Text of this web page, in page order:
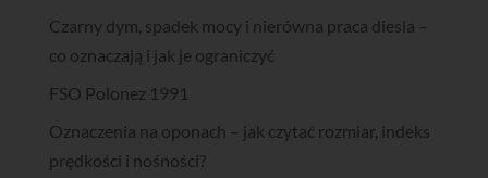
Czarny dym, spadek mocy i nierówna praca diesla –
co oznaczają i jak je ograniczyć
FSO Polonez 1991
Oznaczenia na oponach – jak czytać rozmiar, indeks
prędkości i nośności?